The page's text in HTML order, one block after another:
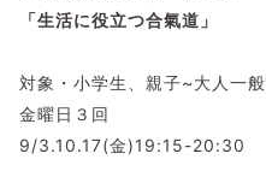
「生活に役立つ合氣道」
対象・小学生、親子~大人一般
金曜日３回
9/3.10.17(金)19:15-20:30